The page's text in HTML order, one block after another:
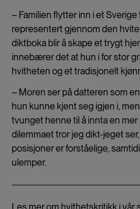
– Familien flytter inn i et
representert gjennom den
diktboka blir å skape et trygt
innebærer det at hun i for stor
hvitheten og et tradisjonelt
– Moren ser på datteren som
hun kunne kjent seg igjen i,
tvunget henne til å innta en
dilemmaet tror jeg dikt-jeget
posisjoner er forståelige,
ulemper.